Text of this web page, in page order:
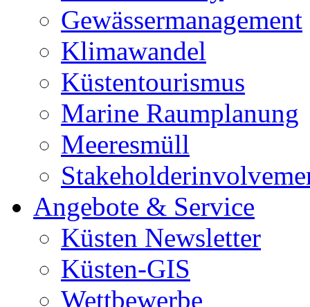
Gewässermanagement
Klimawandel
Küstentourismus
Marine Raumplanung
Meeresmüll
Angebote & Service
Küsten Newsletter
Küsten-GIS
Wettbewerbe